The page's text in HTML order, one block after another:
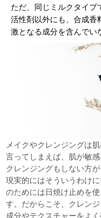
ただ、同じミルクタイプ
活性剤以外にも、合成香
激となる成分を含んでい
メイクやクレンジングは
言ってしまえば、肌が敏
クレンジングもしない方
現実的にはそういうわけ
のためには日焼け止めを
す。だからこそ、クレン
成分やテクスチャーをよ